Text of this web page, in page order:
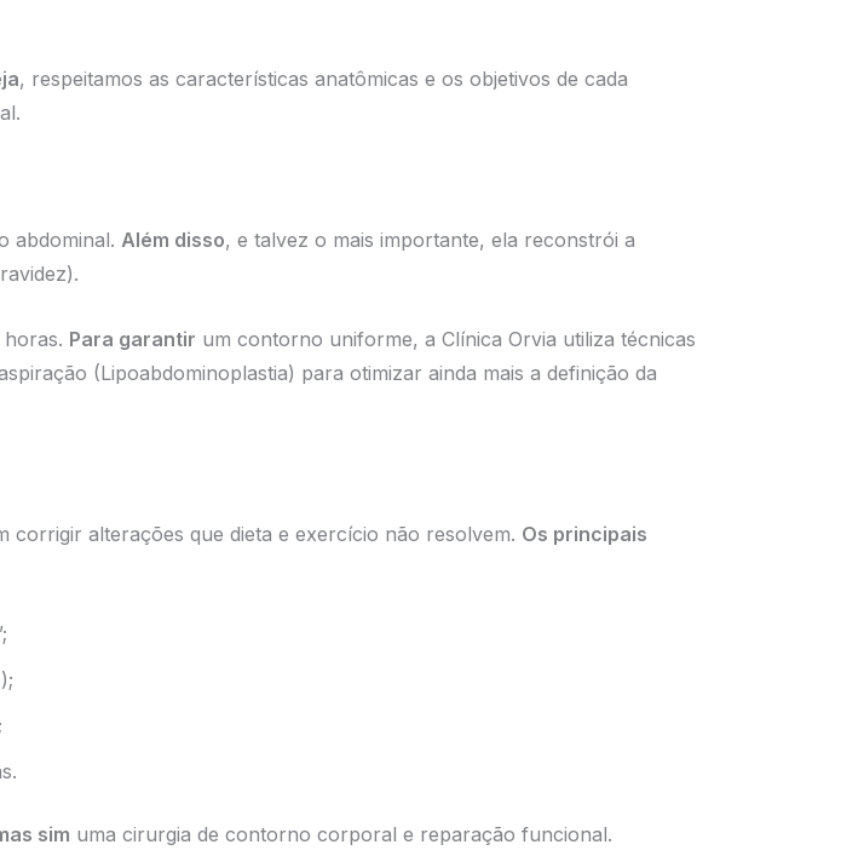
, respeitamos as características anatômicas e os objetivos de cada
abdominal. Além disso, e talvez o mais importante, ela reconstrói a
Para garantir um contorno uniforme, a Clínica Orvia utiliza técnicas
(Lipoabdominoplastia) para otimizar ainda mais a definição da
corrigir alterações que dieta e exercício não resolvem. Os principais
sim uma cirurgia de contorno corporal e reparação funcional.